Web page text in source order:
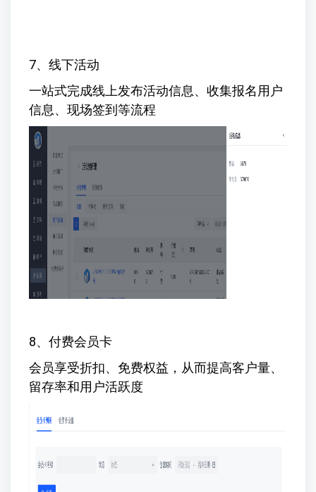
7、线下活动
一站式完成线上发布活动信息、收集报名用户
信息、现场签到等流程
8、付费会员卡
会员享受折扣、免费权益，从而提高客户量、
留存率和用户活跃度